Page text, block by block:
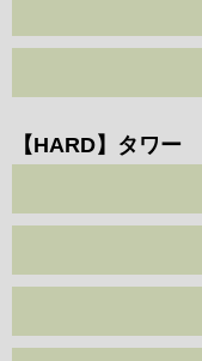
【HARD】タワー